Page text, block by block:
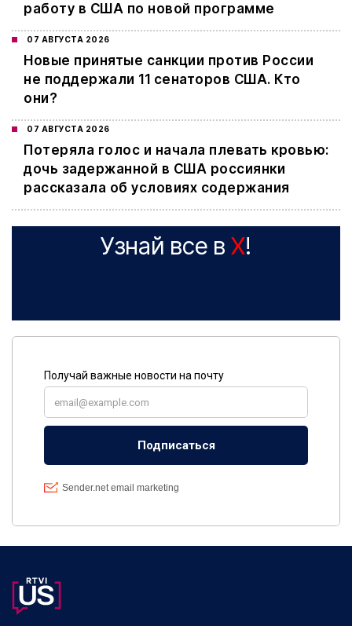
работу в США по новой программе
07 АВГУСТА 2026
Новые принятые санкции против России
не поддержали 11 сенаторов США. Кто
они?
07 АВГУСТА 2026
Потеряла голос и начала плевать кровью:
дочь задержанной в США россиянки
рассказала об условиях содержания
Узнай все в X!